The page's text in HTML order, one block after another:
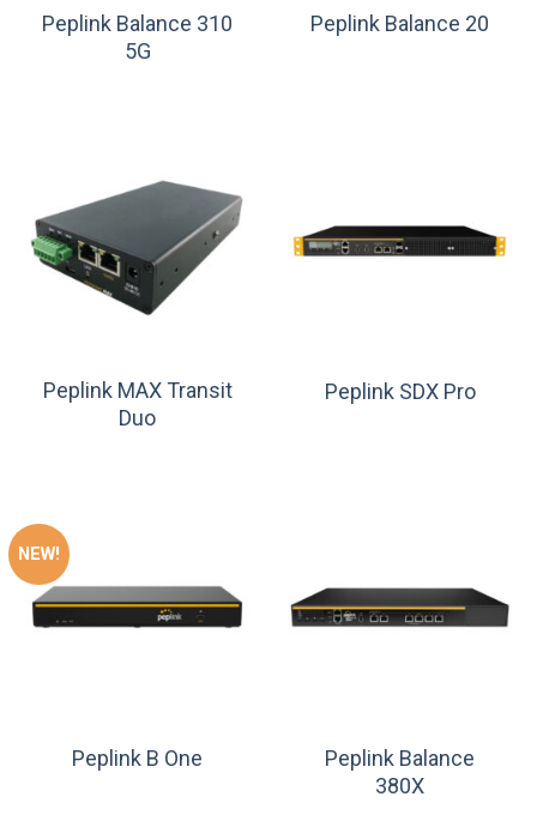
Peplink Balance 310
5G
Peplink Balance 20
Peplink MAX Transit
Duo
Peplink SDX Pro
NEW!
Peplink B One
Peplink Balance
380X